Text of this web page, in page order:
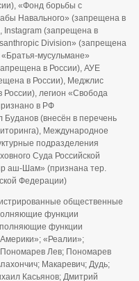
«Фонд борьбы с
Навального» (запрещена в
Instagram (запрещена в
Division» (запрещена
мусульмане»
в России), АУЕ
в России), Меджлис
России), легион «Свобода
в РФ
(внесён в перечень
Международное
подразделения
Суда Российской
аш-Шам» (признана тер.
Федерации)
общественные
функции
функции
«Реалии»;
Лев; Пономарев
Макаревич; Дудь;
Касьянов; Дмитрий